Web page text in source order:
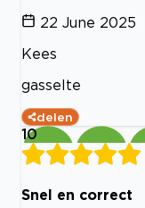
22 June 2025
Kees
gasselte
delen
10
Snel en correct